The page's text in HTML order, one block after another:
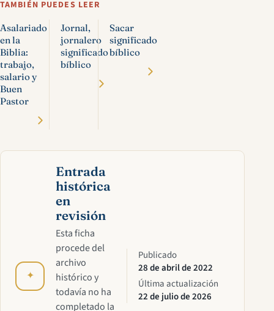
TAMBIÉN PUEDES LEER
Asalariado
en la
Biblia:
trabajo,
salario y
Buen
Pastor
Jornal,
jornalero
significado
bíblico
Sacar
significado
bíblico
✦
Entrada
histórica
en
revisión
Esta ficha
procede del
archivo
histórico y
todavía no ha
completado la
Publicado
28 de abril de 2022
Última actualización
22 de julio de 2026